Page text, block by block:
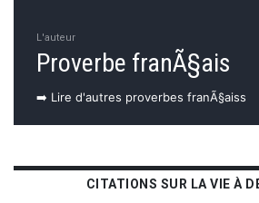
L'auteur
Proverbe franÃ§ais
➡️ Lire d'autres proverbes franÃ§aiss
CITATIONS SUR LA VIE À